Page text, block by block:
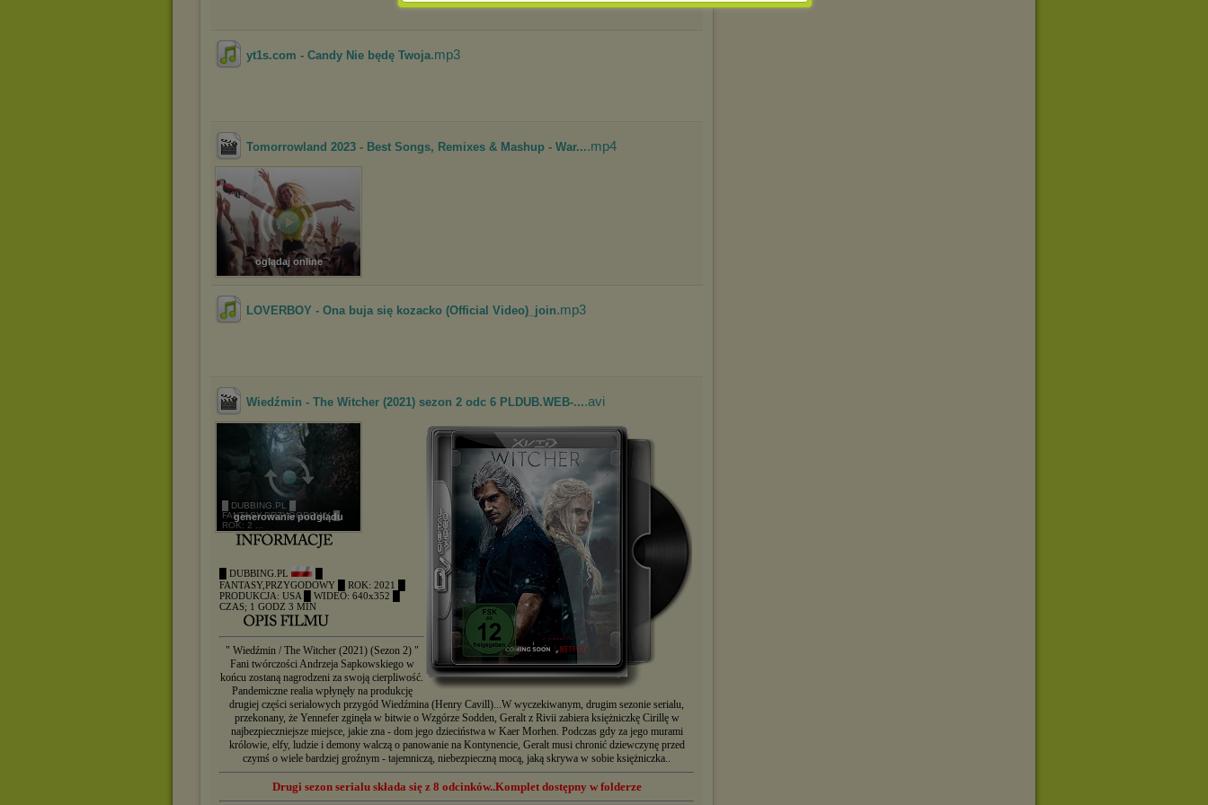
spowodować ograniczenie korzystania ze strony Chomikuj.pl.
wyświetlona przypadkowo.
yt1s.com - Candy Nie będę Twoja.mp3
Tomorrowland 2023 - Best Songs, Remixes & Mashup - War....mp4
oglądaj online
LOVERBOY - Ona buja się kozacko (Official Video)_join.mp3
Wiedźmin - The Witcher (2021) sezon 2 odc 6 PLDUB.WEB-....avi
generowanie podglądu
█ DUBBING.PL █
FANTASY,PRZYGODOWY █
ROK: 2 ...
█ DUBBING.PL
FANTASY,PRZYGODOWY
█ ROK: 2021
PRODUKCJA: USA
█ WIDEO: 640x352
CZAS; 1 GODZ 3 MIN
" Wiedźmin / The Witcher (2021) (Sezon 2) "
Fani twórczości Andrzeja Sapkowskiego w
końcu zostaną nagrodzeni za swoją cierpliwość.
Pandemiczne realia wpłynęły na produkcję
drugiej części serialowych przygód Wiedźmina (Henry Cavill)...W wyczekiwanym, drugim sezonie serialu,
przekonany, że Yennefer zginęła w bitwie o Wzgórze Sodden, Geralt z Rivii zabiera księżniczkę Cirillę w
najbezpieczniejsze miejsce, jakie zna - dom jego dzieciństwa w Kaer Morhen. Podczas gdy za jego murami
królowie, elfy, ludzie i demony walczą o panowanie na Kontynencie, Geralt musi chronić dziewczynę przed
czymś o wiele bardziej groźnym - tajemniczą, niebezpieczną mocą, jaką skrywa w sobie księżniczka..
Drugi sezon serialu składa się z 8 odcinków..Komplet dostępny w folderze